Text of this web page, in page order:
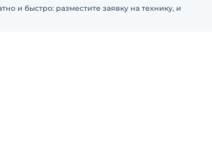
и быстро: разместите заявку на технику, и